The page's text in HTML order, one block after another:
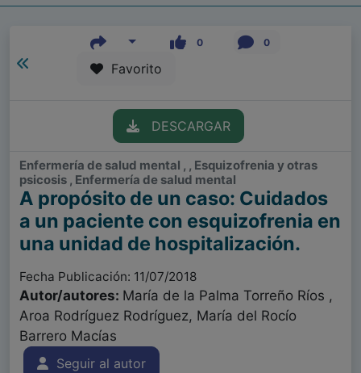
0 0
Favorito
DESCARGAR
Enfermería de salud mental , , Esquizofrenia y otras
psicosis , Enfermería de salud mental
A propósito de un caso: Cuidados
a un paciente con esquizofrenia en
una unidad de hospitalización.
Fecha Publicación: 11/07/2018
Autor/autores: María de la Palma Torreño Ríos ,
Aroa Rodríguez Rodríguez, María del Rocío
Barrero Macías
Seguir al autor